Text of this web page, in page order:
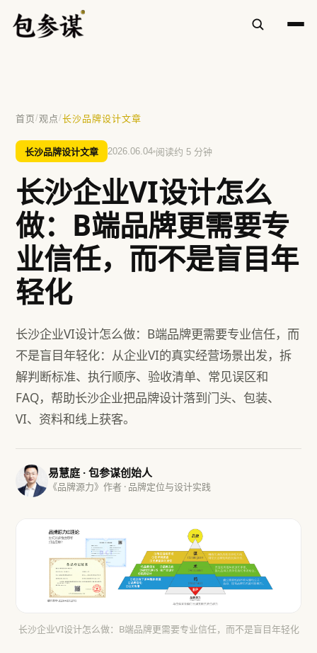
VI设计 空间设计 标志设计 包装设计
餐饮 方鲜 慧庭手写体
提示：⌘/Ctrl + K 随时唤起搜索
首页/观点/长沙品牌设计文章
长沙品牌设计文章 2026.06.04 阅读约 5 分钟
长沙企业VI设计怎么
做：B端品牌更需要专
业信任，而不是盲目年
轻化
长沙企业VI设计怎么做：B端品牌更需要专业信任，而
不是盲目年轻化：从企业VI的真实经营场景出发，拆
解判断标准、执行顺序、验收清单、常见误区和
FAQ，帮助长沙企业把品牌设计落到门头、包装、
VI、资料和线上获客。
易慧庭 · 包参谋创始人
《品牌源力》作者 · 品牌定位与设计实践
长沙企业VI设计怎么做：B端品牌更需要专业信任，而不是盲目年轻化